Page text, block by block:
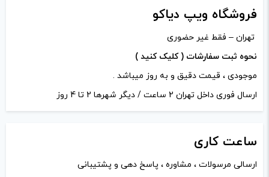
دیدگاه شما*
فروشگاه ویپ دیاکو
تهران – فقط غیر حضوری
نحوه ثبت سفارشات ( کلیک کنید )
موجودی ، قیمت دقیق و به روز میباشد .
ارسال فوری داخل تهران 2 ساعت / دیگر شهرها 2 تا 4 روز
ساعت کاری
ارسالی مرسولات ، مشاوره ، پاسخ دهی و پشتیبانی